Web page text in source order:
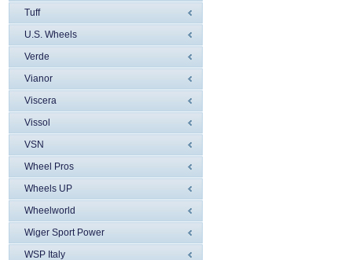
Tuff
U.S. Wheels
Verde
Vianor
Viscera
Vissol
VSN
Wheel Pros
Wheels UP
Wheelworld
Wiger Sport Power
WSP Italy